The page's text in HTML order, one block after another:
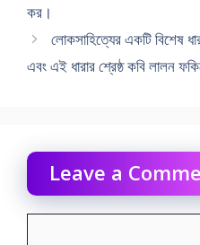
কর।
লােকসাহিত্যের একটি বিশেষ
এবং এই ধারার শ্রেষ্ঠ কবি লালন
Leave a